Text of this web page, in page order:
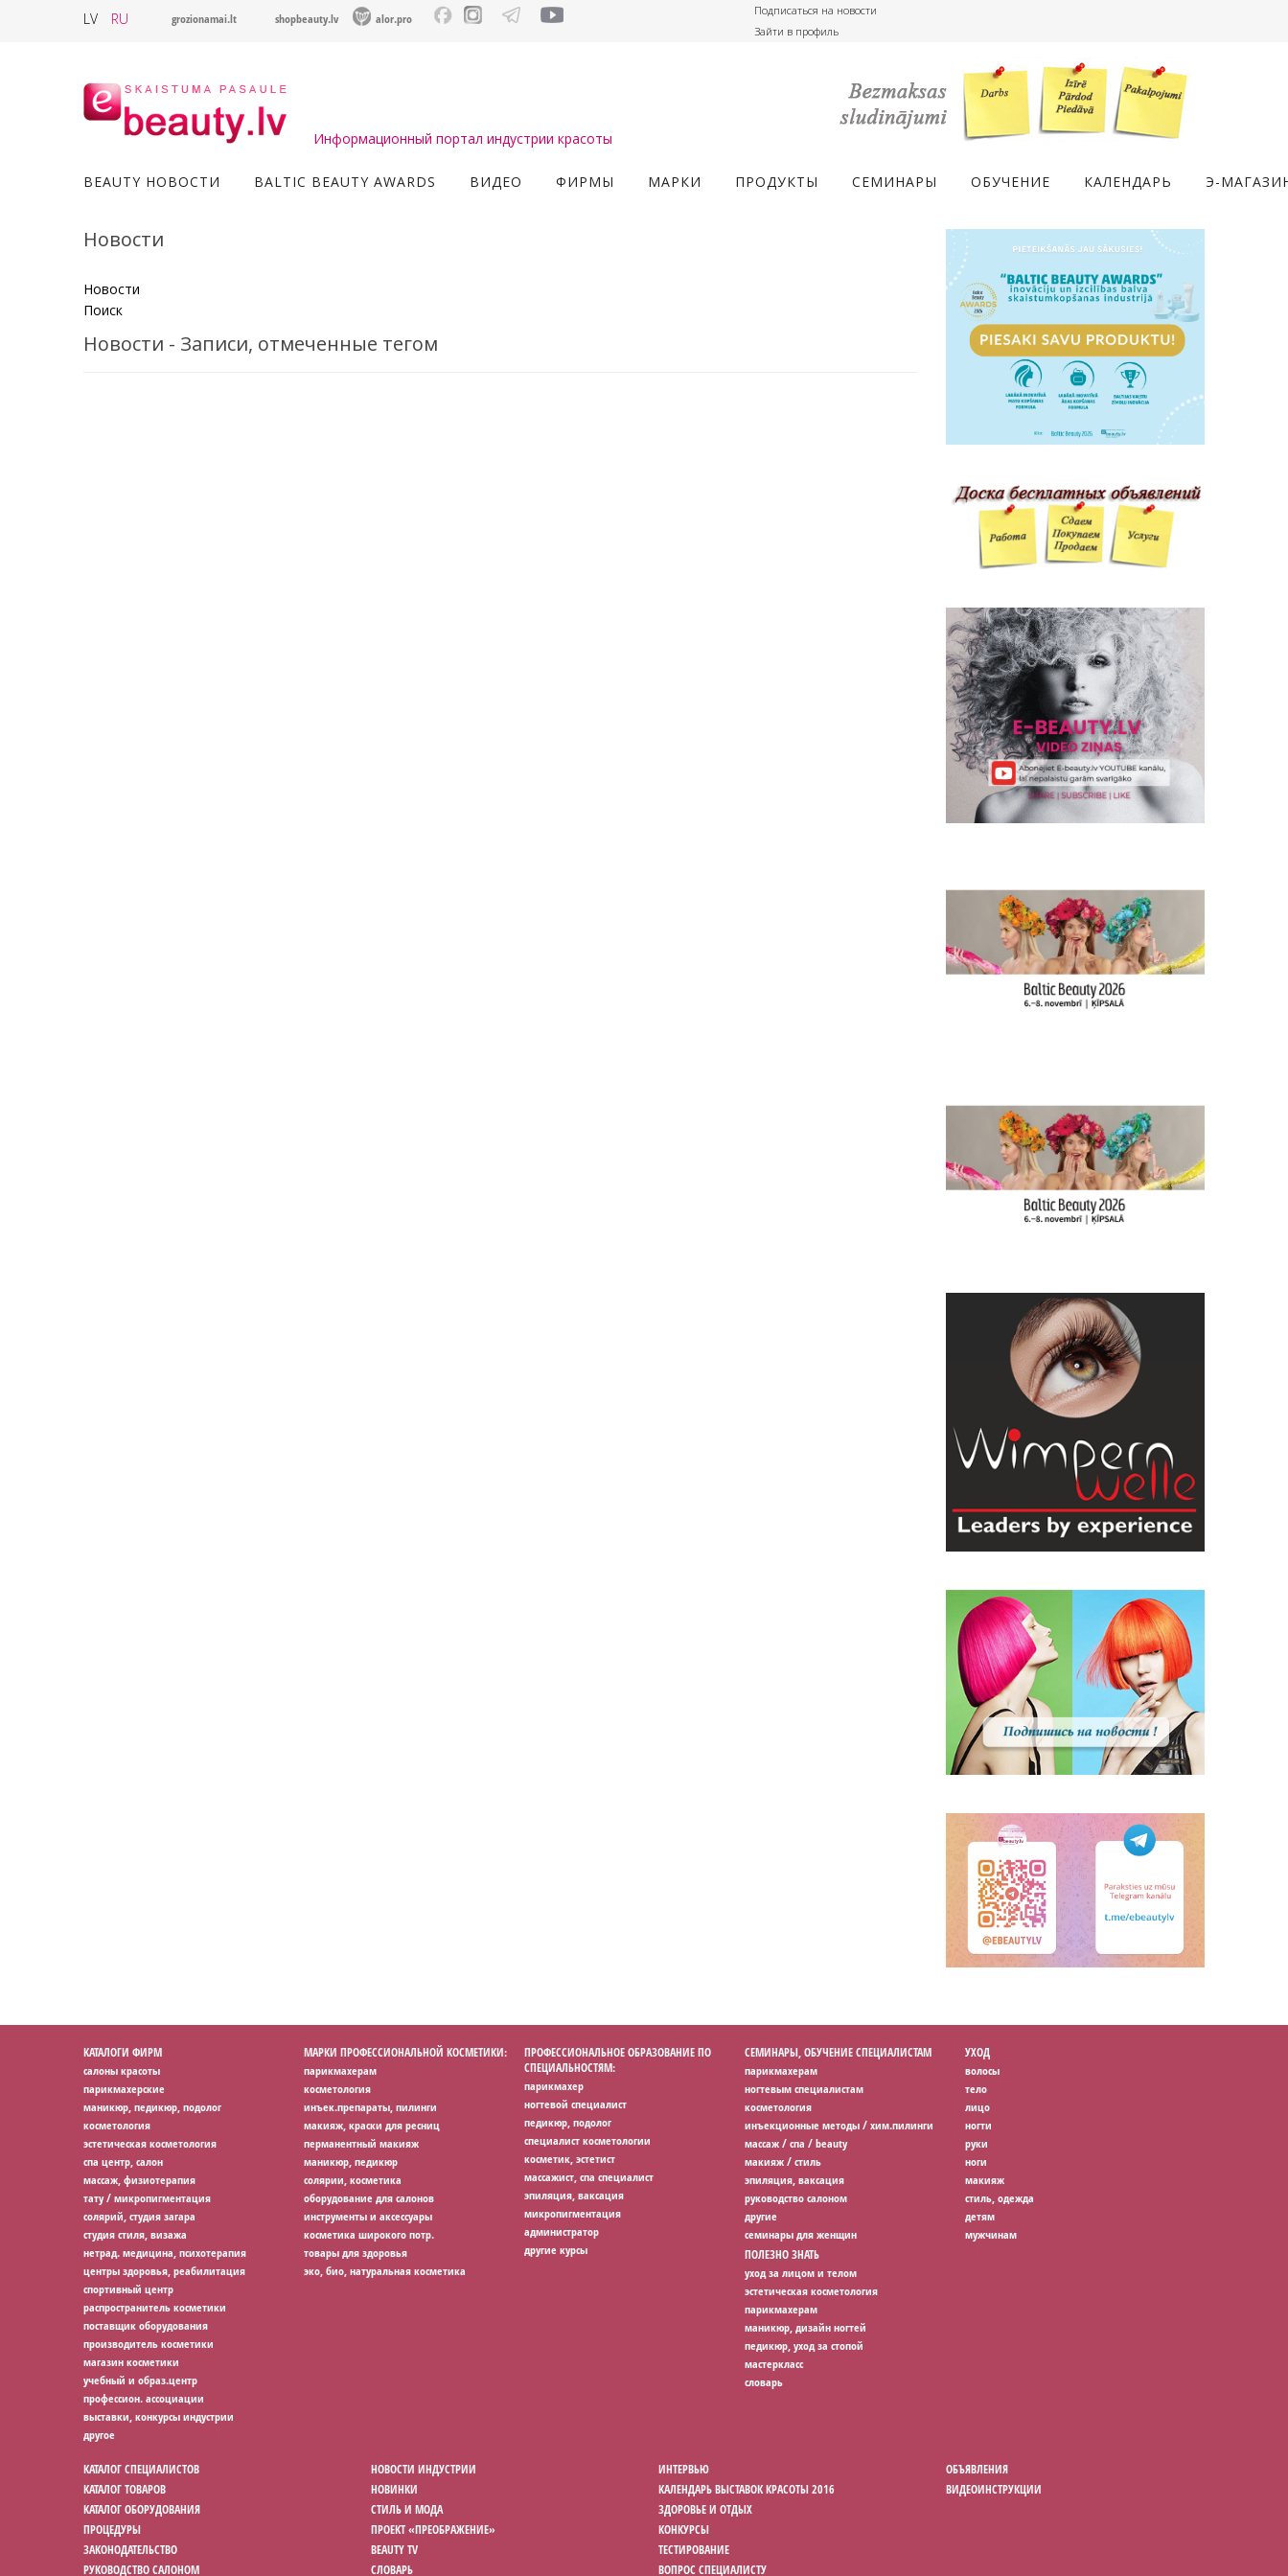
LV RU grozionamai.lt shopbeauty.lv alor.pro
Подписаться на новости
Зайти в профиль
Информационный портал индустрии красоты
BEAUTY НОВОСТИ BALTIC BEAUTY AWARDS ВИДЕО ФИРМЫ МАРКИ ПРОДУКТЫ СЕМИНАРЫ ОБУЧЕНИЕ КАЛЕНДАРЬ Э-
Новости
Новости
Поиск
Новости - Записи, отмеченные тегом
КАТАЛОГИ ФИРМ
салоны красоты
парикмахерские
маникюр, педикюр, подолог
косметология
эстетическая косметология
спа центр, салон
массаж, физиотерапия
тату / микропигментация
солярий, студия загара
студия стиля, визажа
нетрад. медицина, психотерапия
центры здоровья, реабилитация
спортивный центр
распространитель косметики
поставщик оборудования
производитель косметики
магазин косметики
учебный и образ.центр
профессион. ассоциации
выставки, конкурсы индустрии
другое
МАРКИ ПРОФЕССИОНАЛЬНОЙ КОСМЕТИКИ:
парикмахерам
косметология
инъек.препараты, пилинги
макияж, краски для ресниц
перманентный макияж
маникюр, педикюр
солярии, косметика
оборудование для салонов
инструменты и аксессуары
косметика широкого потр.
товары для здоровья
эко, био, натуральная косметика
ПРОФЕССИОНАЛЬНОЕ ОБРАЗОВАНИЕ ПО
СПЕЦИАЛЬНОСТЯМ:
парикмахер
ногтевой специалист
педикюр, подолог
специалист косметологии
косметик, эстетист
массажист, спа специалист
эпиляция, ваксация
микропигментация
администратор
другие курсы
СЕМИНАРЫ, ОБУЧЕНИЕ СПЕЦИАЛИСТАМ
парикмахерам
ногтевым специалистам
косметология
инъекционные методы / хим.пилинги
массаж / спа / beauty
макияж / стиль
эпиляция, ваксация
руководство салоном
другие
семинары для женщин
УХОД
волосы
тело
лицо
ногти
руки
ноги
макияж
стиль, одежда
детям
мужчинам
ПОЛЕЗНО ЗНАТЬ
уход за лицом и телом
эстетическая косметология
парикмахерам
маникюр, дизайн ногтей
педикюр, уход за стопой
мастеркласс
словарь
КАТАЛОГ СПЕЦИАЛИСТОВ
КАТАЛОГ ТОВАРОВ
КАТАЛОГ ОБОРУДОВАНИЯ
ПРОЦЕДУРЫ
ЗАКОНОДАТЕЛЬСТВО
РУКОВОДСТВО САЛОНОМ
НОВОСТИ ИНДУСТРИИ
НОВИНКИ
СТИЛЬ И МОДА
ПРОЕКТ «ПРЕОБРАЖЕНИЕ»
BEAUTY TV
СЛОВАРЬ
ИНТЕРВЬЮ
КАЛЕНДАРЬ ВЫСТАВОК КРАСОТЫ 2016
ЗДОРОВЬЕ И ОТДЫХ
КОНКУРСЫ
ТЕСТИРОВАНИЕ
ВОПРОС СПЕЦИАЛИСТУ
ОБЪЯВЛЕНИЯ
ВИДЕОИНСТРУКЦИИ